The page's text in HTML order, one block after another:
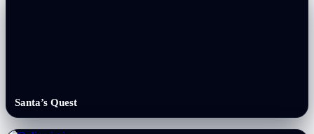
Santa’s Quest